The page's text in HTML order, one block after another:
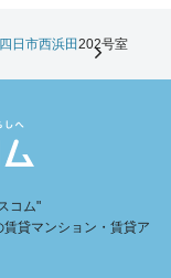
日市西浜田202号室
コム"
貸マンション・賃貸ア